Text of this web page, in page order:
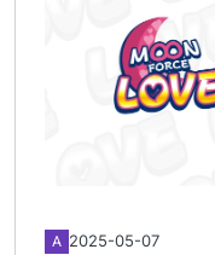
A 2025-05-07